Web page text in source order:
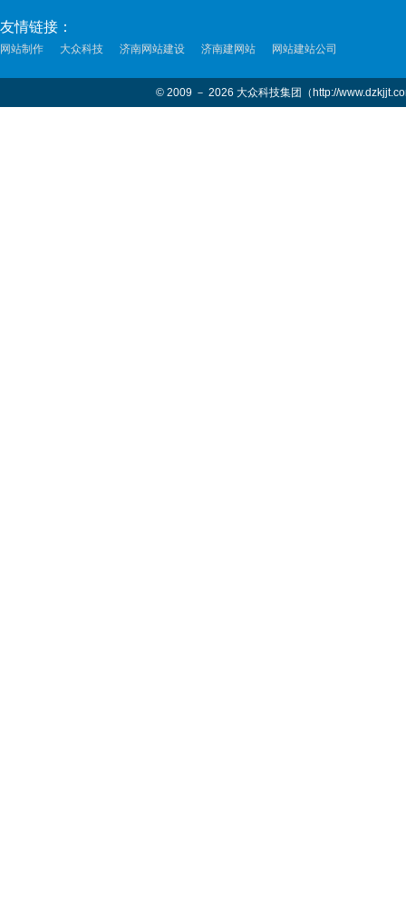
友情链接：
网站制作 大众科技 济南网站建设 济南建网站 网站建站公司
© 2009 － 2026 大众科技集团（http://